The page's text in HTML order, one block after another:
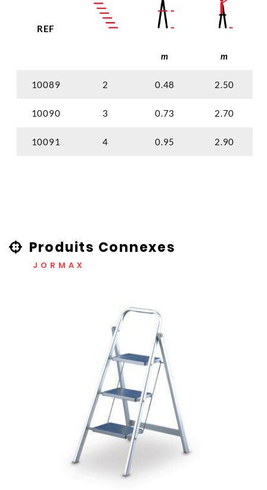
REF
m m
10089 2 0.48 2.50
10090 3 0.73 2.70
10091 4 0.95 2.90
Produits Connexes
JORMAX